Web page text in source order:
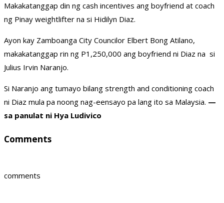
Makakatanggap din ng cash incentives ang boyfriend at coach
ng Pinay weightlifter na si Hidilyn Diaz.
Ayon kay Zamboanga City Councilor Elbert Bong Atilano,
makakatanggap rin ng P1,250,000 ang boyfriend ni Diaz na si
Julius Irvin Naranjo.
Si Naranjo ang tumayo bilang strength and conditioning coach
ni Diaz mula pa noong nag-eensayo pa lang ito sa Malaysia. —
sa panulat ni Hya Ludivico
Comments
comments